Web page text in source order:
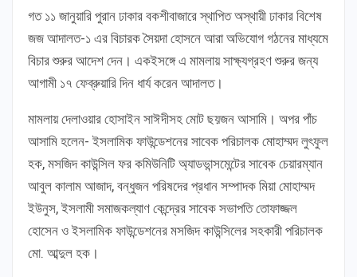
গত ১১ জানুয়ারি পুরান ঢাকার বকশীবাজারে স্থাপিত অস্থায়ী ঢাকার বিশেষ
জজ আদালত-১ এর বিচারক সৈয়দা হোসনে আরা অভিযোগ গঠনের মাধ্যমে
বিচার শুরুর আদেশ দেন। একইসঙ্গে এ মামলায় সাক্ষ্যগ্রহণ শুরুর জন্য
আগামী ১৭ ফেব্রুয়ারি দিন ধার্য করেন আদালত।
মামলায় দেলাওয়ার হোসাইন সাঈদীসহ মোট ছয়জন আসামি। অপর পাঁচ
আসামি হলেন- ইসলামিক ফাউন্ডেশনের সাবেক পরিচালক মোহাম্মদ লুৎফুল
হক, মসজিদ কাউন্সিল ফর কমিউনিটি অ্যাডভান্সমেন্টের সাবেক চেয়ারম্যান
আবুল কালাম আজাদ, বন্ধুজন পরিষদের প্রধান সম্পাদক মিয়া মোহাম্মদ
ইউনুস, ইসলামী সমাজকল্যাণ কেন্দ্রের সাবেক সভাপতি তোফাজ্জল
হোসেন ও ইসলামিক ফাউন্ডেশনের মসজিদ কাউন্সিলের সহকারী পরিচালক
মো. আব্দুল হক।